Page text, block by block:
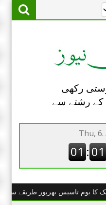
رکھی
کے رشتے سے
بھرپور طریقے سے منایا گیا۔